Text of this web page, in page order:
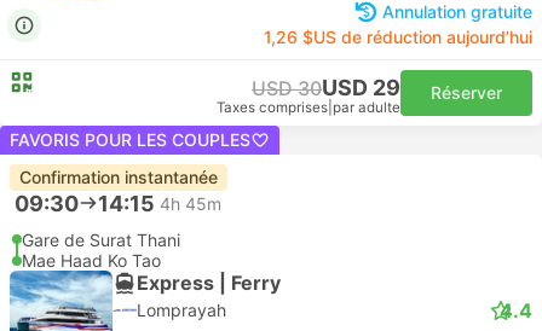
Annulation gratuite
1,26 $US de réduction aujourd’hui
USD 30USD 29
Taxes comprises par adulte
Réserver
FAVORIS POUR LES COUPLES
Confirmation instantanée
09:30 14:15 4h 45m
Gare de Surat Thani
Mae Haad Ko Tao
Express | Ferry
Lomprayah 4.4